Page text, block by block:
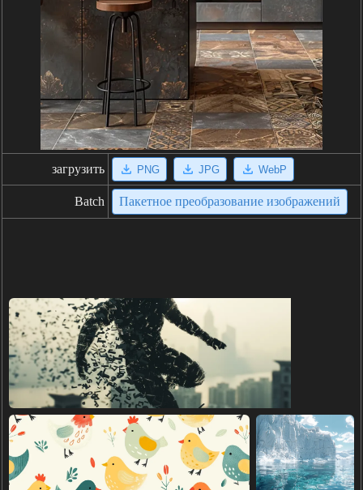
загрузить PNG JPG WebP
Batch Пакетное преобразование изображений